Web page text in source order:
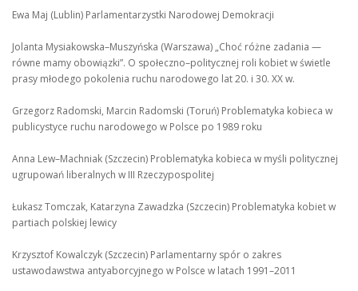
Ewa Maj (Lublin) Parlamentarzystki Narodowej Demokracji
Jolanta Mysiakowska–Muszyńska (Warszawa) „Choć różne zadania —
równe mamy obowiązki”. O społeczno–politycznej roli kobiet w świetle
prasy młodego pokolenia ruchu narodowego lat 20. i 30. XX w.
Grzegorz Radomski, Marcin Radomski (Toruń) Problematyka kobieca w
publicystyce ruchu narodowego w Polsce po 1989 roku
Anna Lew–Machniak (Szczecin) Problematyka kobieca w myśli politycznej
ugrupowań liberalnych w III Rzeczypospolitej
Łukasz Tomczak, Katarzyna Zawadzka (Szczecin) Problematyka kobiet w
partiach polskiej lewicy
Krzysztof Kowalczyk (Szczecin) Parlamentarny spór o zakres
ustawodawstwa antyaborcyjnego w Polsce w latach 1991–2011